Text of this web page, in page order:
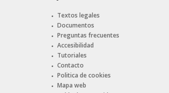
Textos legales
Documentos
Preguntas frecuentes
Accesibilidad
Tutoriales
Contacto
Politica de cookies
Mapa web